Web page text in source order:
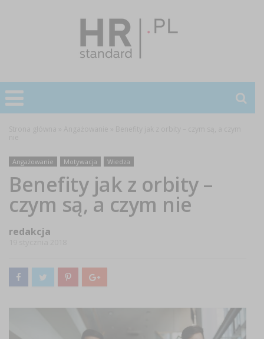
Angażowanie Motywacja Wiedza
Benefity jak z orbity –
czym są, a czym nie
redakcja